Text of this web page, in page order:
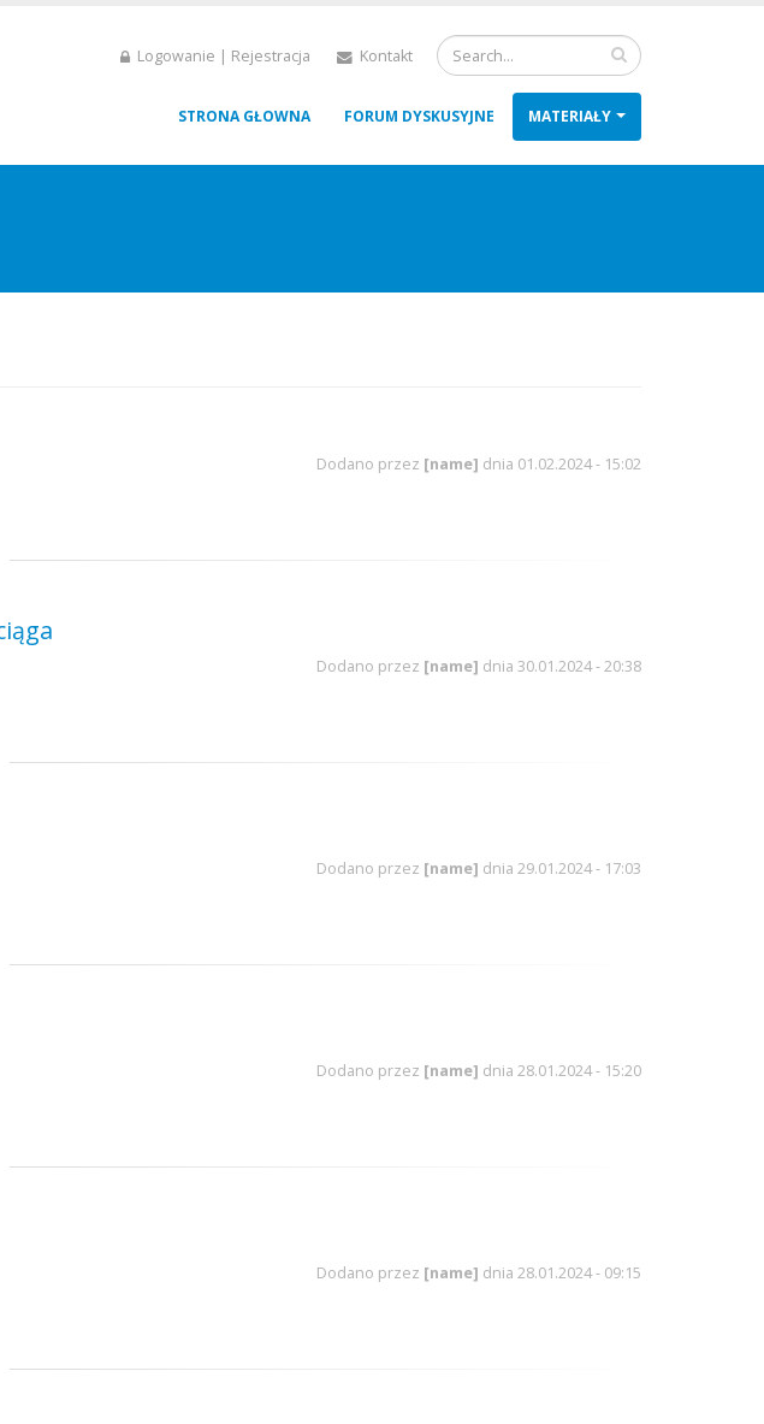
Logowanie | Rejestracja Kontakt
STRONA GŁOWNA FORUM DYSKUSYJNE MATERIAŁY
Dodano przez [name] dnia 01.02.2024 - 15:02
Dodano przez [name] dnia 30.01.2024 - 20:38
Dodano przez [name] dnia 29.01.2024 - 17:03
Dodano przez [name] dnia 28.01.2024 - 15:20
Dodano przez [name] dnia 28.01.2024 - 09:15